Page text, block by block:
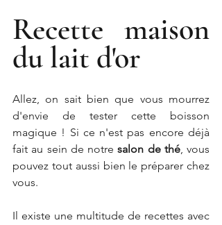
Recette maison
du lait d'or
Allez, on sait bien que vous mourrez
d'envie de tester cette boisson
magique ! Si ce n'est pas encore déjà
fait au sein de notre salon de thé, vous
pouvez tout aussi bien le préparer chez
vous.
Il existe une multitude de recettes avec